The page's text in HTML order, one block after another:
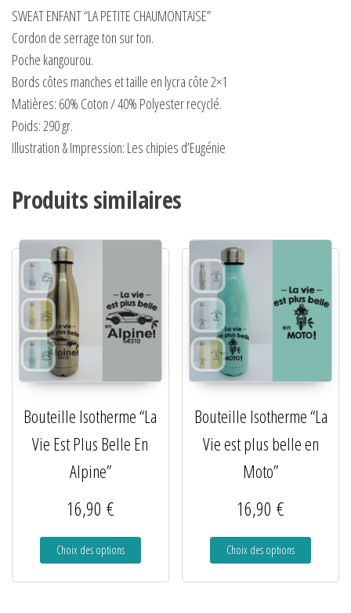
SWEAT ENFANT “LA PETITE CHAUMONTAISE”
Cordon de serrage ton sur ton.
Poche kangourou.
Bords côtes manches et taille en lycra côte 2×1
Matières: 60% Coton / 40% Polyester recyclé.
Poids: 290 gr.
Illustration & Impression: Les chipies d’Eugénie
Produits similaires
Bouteille Isotherme “La
Vie Est Plus Belle En
Alpine”
16,90 €
Choix des options
Bouteille Isotherme “La
Vie est plus belle en
Moto”
16,90€
Choix des options